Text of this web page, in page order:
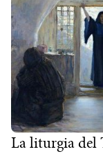
La liturgia del